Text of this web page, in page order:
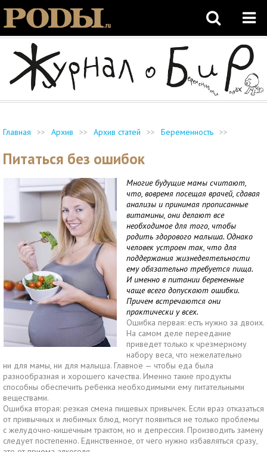
Главная >> Архив >> Архив статей >> Беременность >>
Питаться без ошибок
Многие будущие мамы считают,
что, вовремя посещая врачей, сдавая
анализы и принимая прописанные
витамины, они делают все
необходимое для того, чтобы
родить здорового малыша. Однако
человек устроен так, что для
поддержания жизнедеятельности
ему обязательно требуется пища.
И именно в питании беременные
чаще всего допускают ошибки.
Причем встречаются они
практически у всех.
Ошибка первая: есть нужно за двоих.
На самом деле переедание
приведет только к чрезмерному
набору веса, что нежелательно
ни для мамы, ни для малыша. Главное — чтобы еда была
разнообразная и хорошего качества. Именно такие продукты
способны обеспечить ребенка необходимыми ему питательными
веществами.
Ошибка вторая: резкая смена пищевых привычек. Если враз отказаться
от привычных и любимых блюд, могут появиться не только проблемы
с желудочно-кишечным трактом, но и депрессия. Производить замену
следует постепенно. Единственное, от чего нужно избавляться сразу,